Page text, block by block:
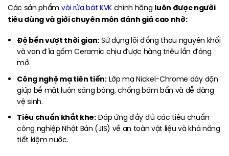
Các sản phẩm vòi rửa bát KVKchính hãng luôn được người
tiêu dùng và giới chuyên môn đánh giá cao nhờ:
Độ bền vượt thời gian:Sử dụng lõi đồng thau nguyên khối
và van đĩa gốm Ceramic chịu được hàng triệu lần đóng
mở.
Công nghệ mạ tiên tiến:Lớp mạ Nickel-Chrome dày dặn
giúp bề mặt luôn sáng bóng, chống bám bẩn và dễ dàng
vệ sinh.
Tiêu chuẩn khắt khe:Đáp ứng đầy đủ các tiêu chuẩn
công nghiệp Nhật Bản (JIS) về an toàn vật liệu và khả năng
tiết kiệm nước.